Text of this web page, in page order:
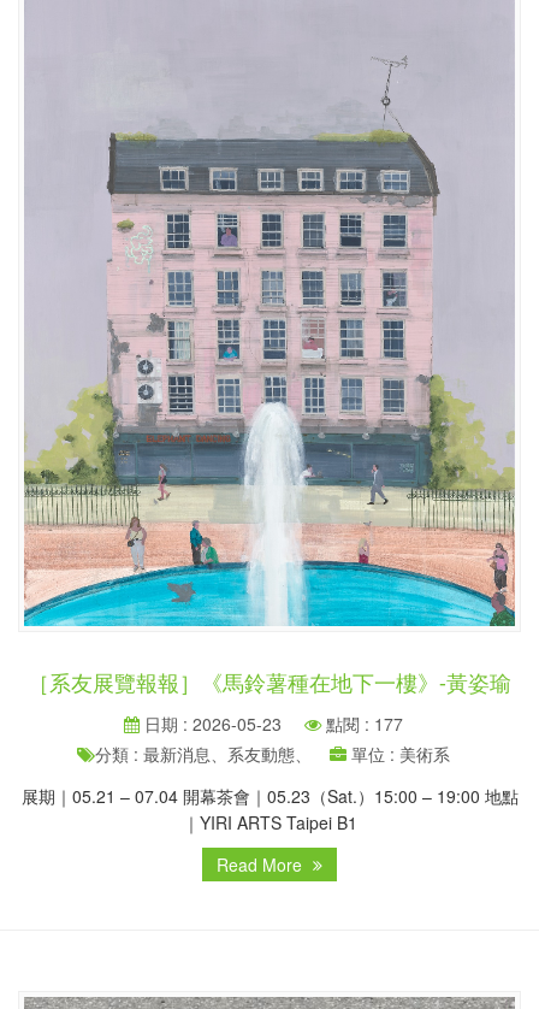
［系友展覽報報］《馬鈴薯種在地下一樓》-黃姿瑜
日期 : 2026-05-23
點閱 : 177
分類 : 最新消息、系友動態、
單位 : 美術系
展期｜05.21 – 07.04 開幕茶會｜05.23（Sat.）15:00 – 19:00 地點
｜YIRI ARTS Taipei B1
Read More